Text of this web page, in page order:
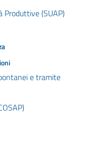
(SUAP)
e tramite